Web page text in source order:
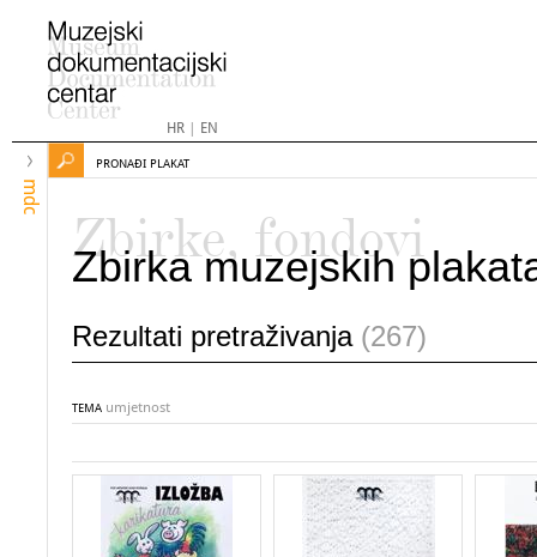
HR| EN
mdc
PRONAĐI PLAKAT
Zbirke, fondovi
Zbirka muzejskih
Rezultati pretraživanja (267)
TEMA umjetnost